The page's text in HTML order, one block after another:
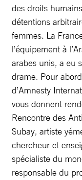
des droits
détentions
femmes. La
l’équipement à
arabes unis, a eu
drame. Pour
d’Amnesty
vous donnent
Rencontre des
Subay, artiste
chercheur et
spécialiste du
responsable du